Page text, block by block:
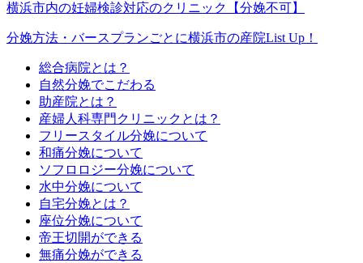
横浜市内の妊婦検診対応のクリニック【分娩不可】
分娩方法・バースプランごとに横浜市の産院List Up！
総合病院とは？
自然分娩でこだわる
助産院とは？
産婦人科専門クリニックとは？
フリースタイル分娩について
和痛分娩について
ソフロロジー分娩について
水中分娩について
自宅分娩とは？
座位分娩について
帝王切開ができる
無痛分娩ができる